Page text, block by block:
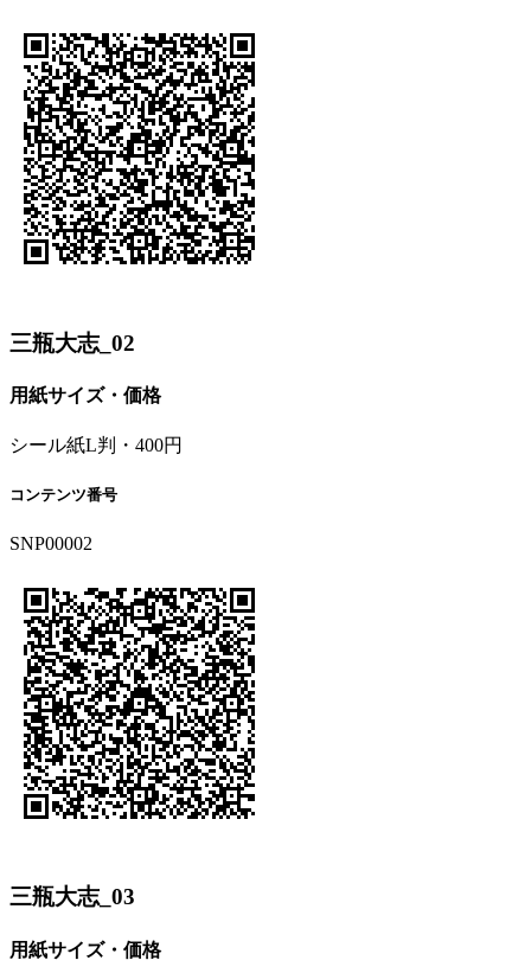
三瓶大志_02
用紙サイズ・価格
シール紙L判・400円
コンテンツ番号
SNP00002
三瓶大志_03
用紙サイズ・価格